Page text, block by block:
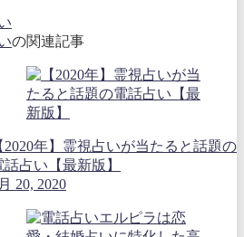
の関連記事
2020年】霊視占いが当たると話題の
話占い【最新版】
20, 2020